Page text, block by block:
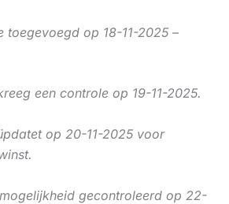
toegevoegd op 18-11-2025 –
een controle op 19-11-2025.
op 20-11-2025 voor
gecontroleerd op 22-